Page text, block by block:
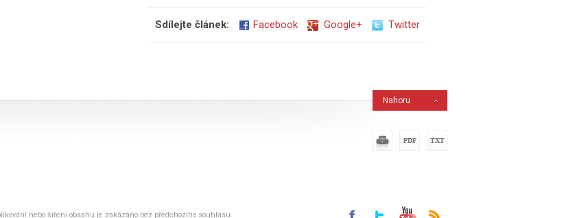
Sdílejte článek: Facebook Google+ Twitter
Nahoru
nebo šíření obsahu je zakázáno bez předchozího souhlasu.